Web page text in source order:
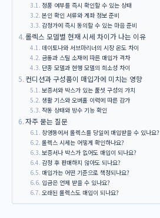
정품 여부를 즉시 확인할 수 있는 상태
본인 확인 서류와 계좌 정보 준비
감정가에 즉시 동의할 수 있는 마음 준비
롤렉스 모델별 현재 시세 차이가 나는 이유
데이토나와 서브마리너의 시장 온도 차이
금통과 스틸 소재에 따른 매입가 격차
단종 모델과 현행 모델의 희소성 차이
컨디션과 구성품이 매입가에 미치는 영향
보증서와 박스가 있는 풀셋 구성의 가치
생활 기스와 오버홀 이력에 따른 감가
작동 상태와 방수 기능 확인
자주 묻는 질문
창영동에서 롤렉스를 당일에 매입받을 수 있나요?
롤렉스 시세는 어떻게 확인하나요?
보증서나 박스가 없어도 매입이 되나요?
감정 후 판매하지 않아도 되나요?
매입가는 어떤 기준으로 책정되나요?
입금은 언제 받을 수 있나요?
오래된 롤렉스도 매입이 되나요?